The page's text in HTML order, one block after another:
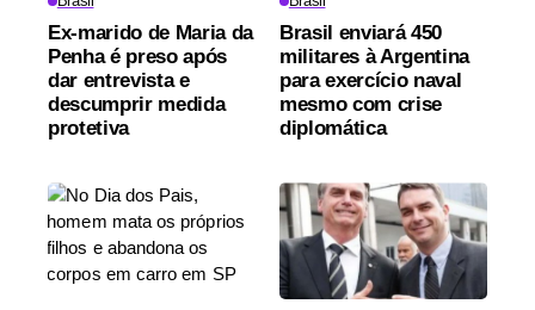
Ex-marido de Maria da
Penha é preso após
dar entrevista e
descumprir medida
protetiva
Brasil enviará 450
militares à Argentina
para exercício naval
mesmo com crise
diplomática